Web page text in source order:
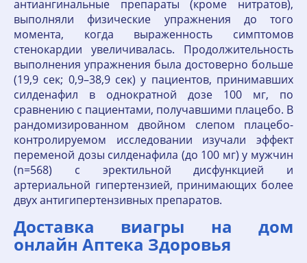
антиангинальные препараты (кроме нитратов),
выполняли физические упражнения до того
момента, когда выраженность симптомов
стенокардии увеличивалась. Продолжительность
выполнения упражнения была достоверно больше
(19,9 сек; 0,9–38,9 сек) у пациентов, принимавших
силденафил в однократной дозе 100 мг, по
сравнению с пациентами, получавшими плацебо. В
рандомизированном двойном слепом плацебо-
контролируемом исследовании изучали эффект
переменой дозы силденафила (до 100 мг) у мужчин
(n=568) с эректильной дисфункцией и
артериальной гипертензией, принимающих более
двух антигипертензивных препаратов.
Доставка виагры на дом
онлайн Аптека Здоровья